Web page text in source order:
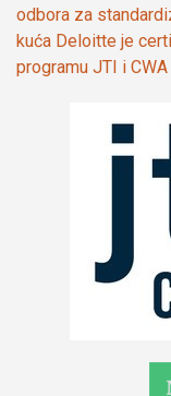
odbora za
kuća Deloitte je
programu JTI i